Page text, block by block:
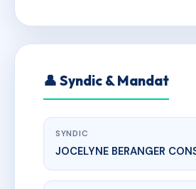
👤 Syndic & Mandat
SYNDIC
JOCELYNE BERANGER